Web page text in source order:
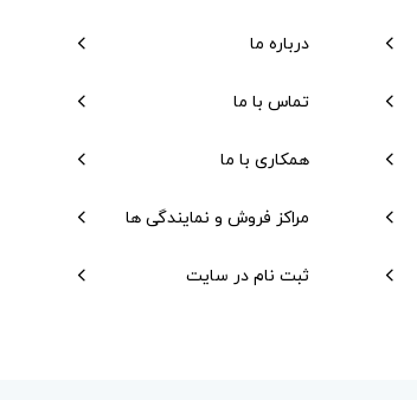
درباره ما
تماس با ما
همکاری با ما
مراکز فروش و نمایندگی ها
ثبت نام در سایت